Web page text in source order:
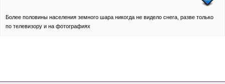
Более половины населения земного шара никогда не видело снега, разве только
по телевизору и на фотографиях